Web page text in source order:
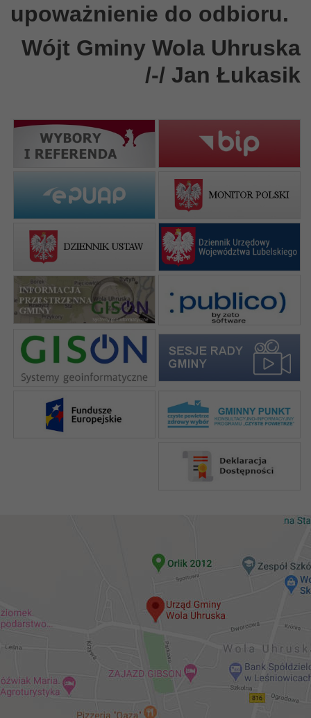
upoważnienie do odbioru.
Wójt Gminy Wola Uhruska
/-/ Jan Łukasik